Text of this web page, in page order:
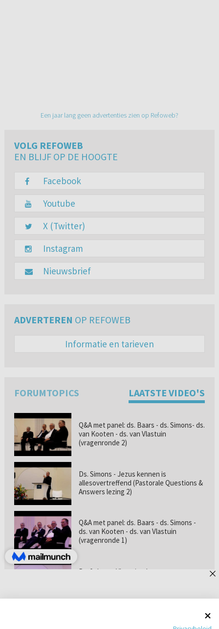
Een jaar lang geen advertenties zien op Refoweb?
VOLG REFOWEB
EN BLIJF OP DE HOOGTE
Facebook
Youtube
X (Twitter)
Instagram
Nieuwsbrief
ADVERTEREN OP REFOWEB
Informatie en tarieven
FORUMTOPICS LAATSTE VIDEO'S
Q&A met panel: ds. Baars - ds. Simons- ds.
van Kooten - ds. van Vlastuin
(vragenronde 2)
Ds. Simons - Jezus kennen is
allesovertreffend (Pastorale Questions &
Answers lezing 2)
Q&A met panel: ds. Baars - ds. Simons -
ds. van Kooten - ds. van Vlastuin
(vragenronde 1)
Prof. dr. van Vlastuin - Is